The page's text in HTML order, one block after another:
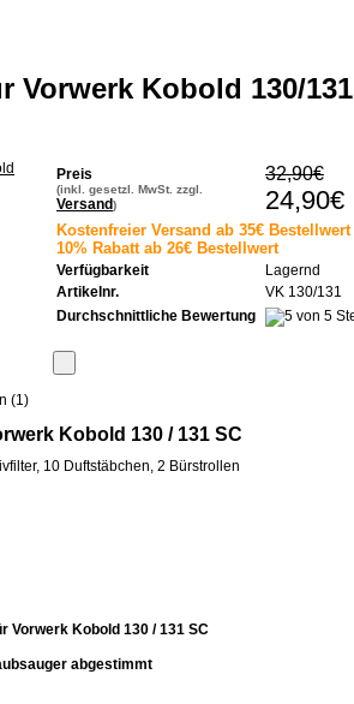
Vorwerk Kobold 130/131
Preis
(inkl. gesetzl. MwSt. zzgl.
Versand)
32,90€
24,90€
Kostenfreier Versand ab 35€ Bestellwert
10% Rabatt ab 26€ Bestellwert
Verfügbarkeit
Lagernd
Artikelnr.
VK 130/131
Durchschnittliche Bewertung
(1)
Kobold 130 / 131 SC
10 Duftstäbchen, 2 Bürstrollen
Vorwerk Kobold 130 / 131 SC
abgestimmt